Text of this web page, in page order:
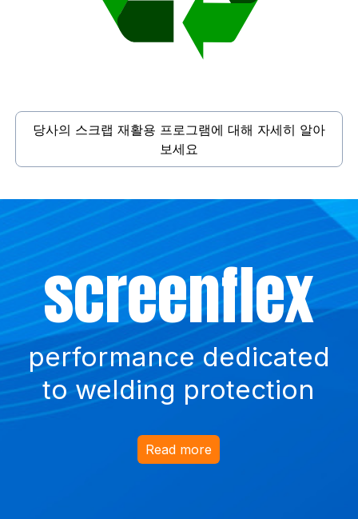
당사의 스크랩 재활용 프로그램에 대해 자세히 알아
보세요
screenflex
performance dedicated
to welding protection
Read more
ballistiflex
anti-return curtains
for bullet traps
Read more
Such
a waste !
Did
you
know?